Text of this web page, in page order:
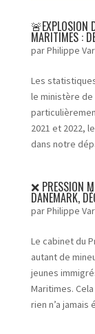
🚨EXPLOSION
MARITIMES :
parPhilippe
Les
le ministère de
2021 et 2022,
dans notre
❌ PRESSION
DANEMARK,
parPhilippe
Le cabinet du
autant de
jeunes
Maritimes. Cela
rien n’a jamais